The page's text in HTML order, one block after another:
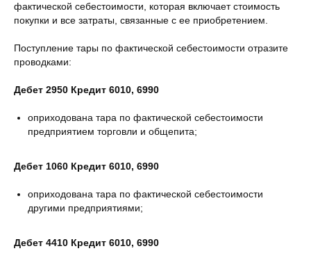
фактической себестоимости, которая включает стоимость
покупки и все затраты, связанные с ее приобретением.
Поступление тары по фактической себестоимости отразите
проводками:
Дебет 2950 Кредит 6010, 6990
оприходована тара по фактической себестоимости
предприятием торговли и общепита;
Дебет 1060 Кредит 6010, 6990
оприходована тара по фактической себестоимости
другими предприятиями;
Дебет 4410 Кредит 6010, 6990